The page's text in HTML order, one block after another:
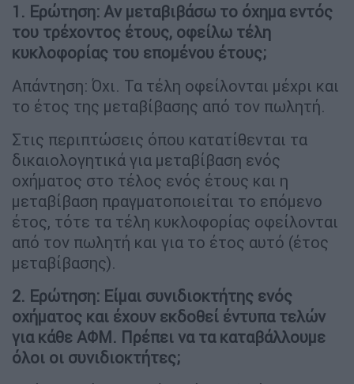
1. Ερώτηση: Αν μεταβιβάσω το όχημα εντός
του τρέχοντος έτους, οφείλω τέλη
κυκλοφορίας του επομένου έτους;
Απάντηση: Όχι. Τα τέλη οφείλονται μέχρι και
το έτος της μεταβίβασης από τον πωλητή.
Στις περιπτώσεις όπου κατατίθενται τα
δικαιολογητικά για μεταβίβαση ενός
οχήματος στο τέλος ενός έτους και η
μεταβίβαση πραγματοποιείται το επόμενο
έτος, τότε τα τέλη κυκλοφορίας οφείλονται
από τον πωλητή και για το έτος αυτό (έτος
μεταβίβασης).
2. Ερώτηση: Είμαι συνιδιοκτήτης ενός
οχήματος και έχουν εκδοθεί έντυπα τελών
για κάθε ΑΦΜ. Πρέπει να τα καταβάλλουμε
όλοι οι συνιδιοκτήτες;